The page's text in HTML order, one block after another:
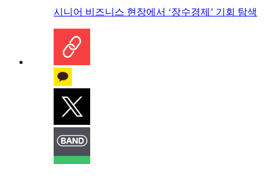
시니어 비즈니스 현장에서 ‘장수경제’ 기회 탐색